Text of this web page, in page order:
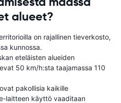
alueet?
on rajallinen tieverkosto,
kunnossa.
eteläisten alueiden
50 km/h:sta taajamassa 110
pakollisia kaikille
laitteen käyttö vaaditaan